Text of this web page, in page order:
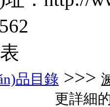
品目錄 >>>
更詳細